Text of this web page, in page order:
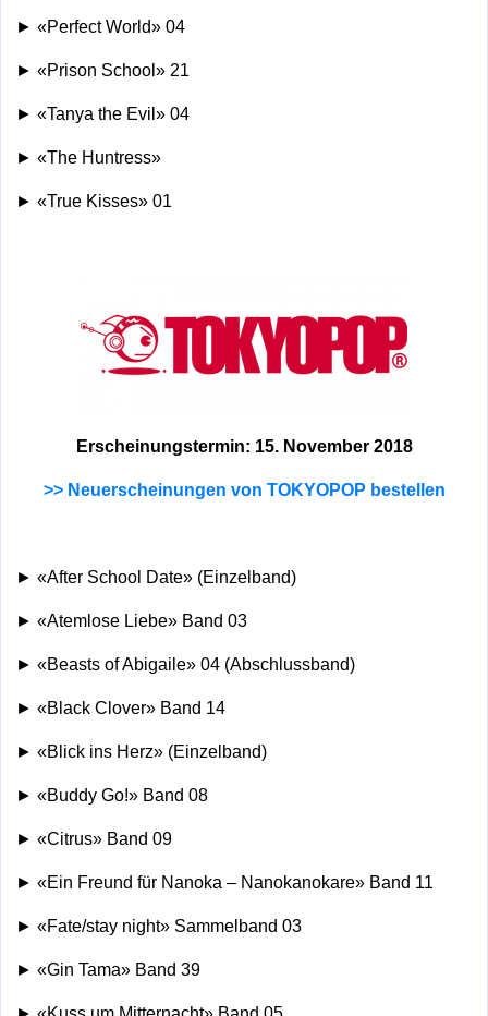
► «Perfect World» 04
► «Prison School» 21
► «Tanya the Evil» 04
► «The Huntress»
► «True Kisses» 01
Erscheinungstermin: 15. November 2018
>> Neuerscheinungen von TOKYOPOP bestellen
► «After School Date» (Einzelband)
► «Atemlose Liebe» Band 03
► «Beasts of Abigaile» 04 (Abschlussband)
► «Black Clover» Band 14
► «Blick ins Herz» (Einzelband)
► «Buddy Go!» Band 08
► «Citrus» Band 09
► «Ein Freund für Nanoka – Nanokanokare» Band 11
► «Fate/stay night» Sammelband 03
► «Gin Tama» Band 39